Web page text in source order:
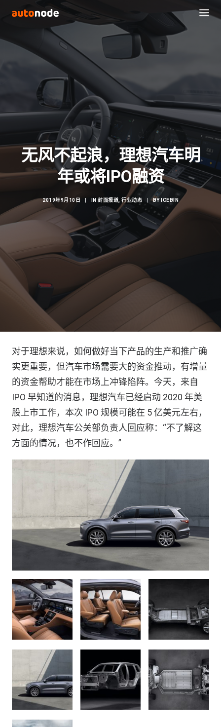
Search
无风不起浪，理想汽车明
年或将IPO融资
2019年9月10日 IN 封面报道 行业动态 BY ICEBIN
对于理想来说，如何做好当下产品的生产和推广确
实更重要，但汽车市场需要大的资金推动，有增量
的资金帮助才能在市场上冲锋陷阵。今天，来自
IPO 早知道的消息，理想汽车已经启动 2020 年美
股上市工作，本次 IPO 规模可能在 5 亿美元左右，
对此，理想汽车公关部负责人回应称：“不了解这
方面的情况，也不作回应。”